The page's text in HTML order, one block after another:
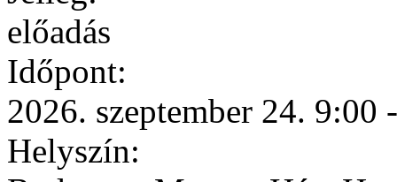
előadás
Időpont:
2026. szeptember 24. 9:00
Helyszín: